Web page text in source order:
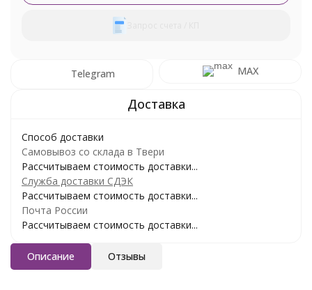
Telegram MAX
Способ доставки
Самовывоз со склада в Твери
Рассчитываем стоимость доставки...
Служба доставки СДЭК
Рассчитываем стоимость доставки...
Почта России
Рассчитываем стоимость доставки...
Описание Отзывы